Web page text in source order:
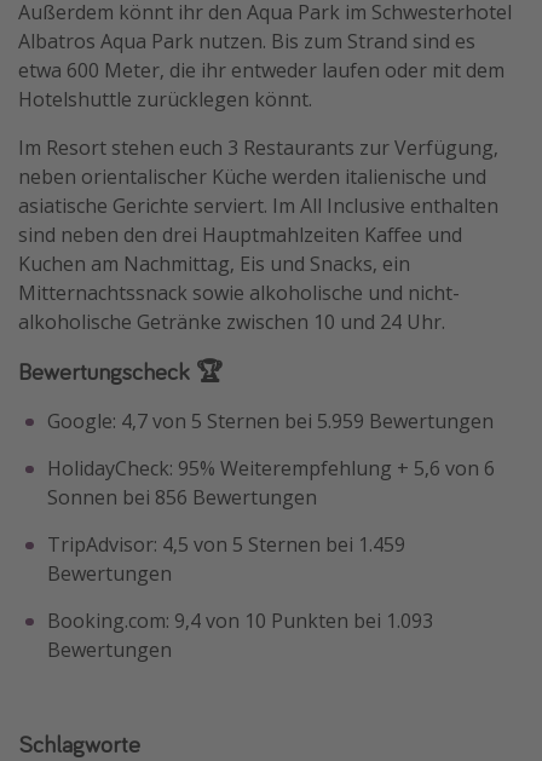
Außerdem könnt ihr den Aqua Park im Schwesterhotel
Albatros Aqua Park nutzen. Bis zum Strand sind es
etwa 600 Meter, die ihr entweder laufen oder mit dem
Hotelshuttle zurücklegen könnt.
Im Resort stehen euch 3 Restaurants zur Verfügung,
neben orientalischer Küche werden italienische und
asiatische Gerichte serviert. Im All Inclusive enthalten
sind neben den drei Hauptmahlzeiten Kaffee und
Kuchen am Nachmittag, Eis und Snacks, ein
Mitternachtssnack sowie alkoholische und nicht-
alkoholische Getränke zwischen 10 und 24 Uhr.
Bewertungscheck 🏆
Google: 4,7 von 5 Sternen bei 5.959 Bewertungen
HolidayCheck: 95% Weiterempfehlung + 5,6 von 6
Sonnen bei 856 Bewertungen
TripAdvisor: 4,5 von 5 Sternen bei 1.459
Bewertungen
Booking.com: 9,4 von 10 Punkten bei 1.093
Bewertungen
Schlagworte